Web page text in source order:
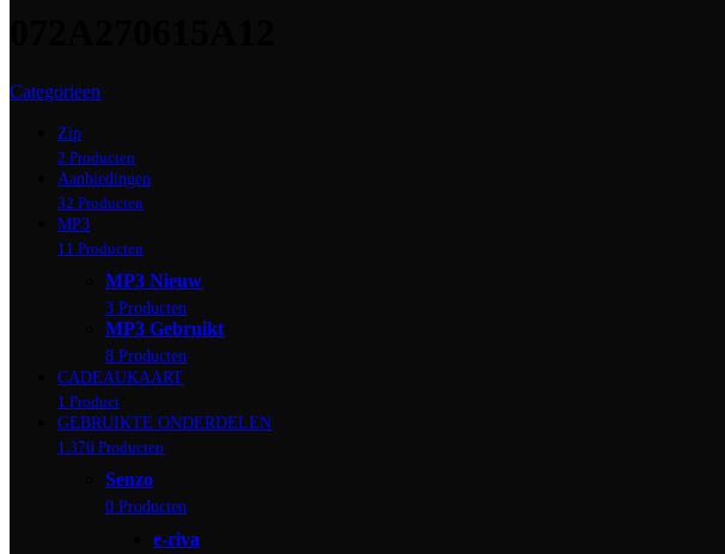
Categorieen
Zip
2 Producten
Aanbiedingen
32 Producten
MP3
11 Producten
MP3 Nieuw
3 Producten
MP3 Gebruikt
8 Producten
CADEAUKAART
1 Product
GEBRUIKTE ONDERDELEN
1.376 Producten
Senzo
0 Producten
e-riva